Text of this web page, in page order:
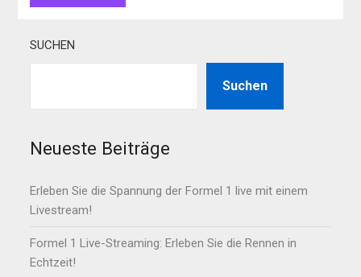
SUCHEN
Suchen
Neueste Beiträge
Erleben Sie die Spannung der Formel 1 live mit einem
Livestream!
Formel 1 Live-Streaming: Erleben Sie die Rennen in
Echtzeit!